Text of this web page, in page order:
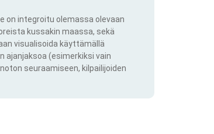
on integroitu olemassa olevaan
kussakin maassa, sekä
visualisoida käyttämällä
ajanjaksoa (esimerkiksi vain
seuraamiseen, kilpailijoiden